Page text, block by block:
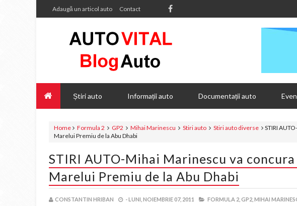
Adaugă un articol auto Contact
Știri auto Informații auto Documentații auto
Home Formula 2 GP2 Mihai Marinescu Stiri auto Stiri auto diverse
STIRI
Marelui Premiu de la Abu Dhabi
STIRI AUTO-Mihai Marinescu va
Marelui Premiu de la Abu Dhabi
CONSTANTIN HRIBAN -LUNI, NOIEMBRIE 07, 2011 FORMULA 2, GP2, MIHAI